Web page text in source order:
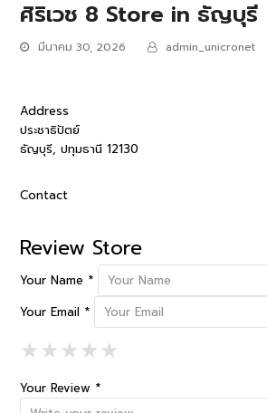
ศิริเวช 8 Store in ธัญบุรี
มีนาคม 30, 2026 admin_unicronet
Address
ประชาธิปัตย์
ธัญบุรี, ปทุมธานี 12130
Contact
Review Store
Your Name *
Your Email *
★1 Star
★★2 Stars
★★★3 Stars
★★★★4 Stars
★★★★★5 Stars
Your Review *